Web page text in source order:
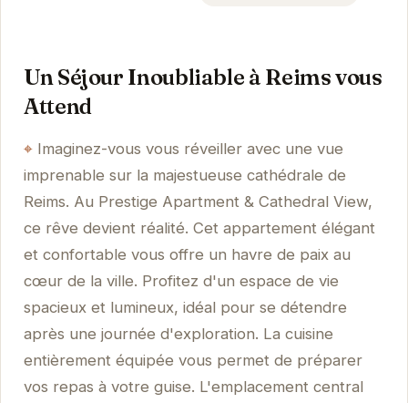
Un Séjour Inoubliable à Reims vous
Attend
Imaginez-vous vous réveiller avec une vue
imprenable sur la majestueuse cathédrale de
Reims. Au Prestige Apartment & Cathedral View,
ce rêve devient réalité. Cet appartement élégant
et confortable vous offre un havre de paix au
cœur de la ville. Profitez d'un espace de vie
spacieux et lumineux, idéal pour se détendre
après une journée d'exploration. La cuisine
entièrement équipée vous permet de préparer
vos repas à votre guise. L'emplacement central